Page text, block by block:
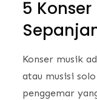
5
Konser musik
atau musisi
penggemar